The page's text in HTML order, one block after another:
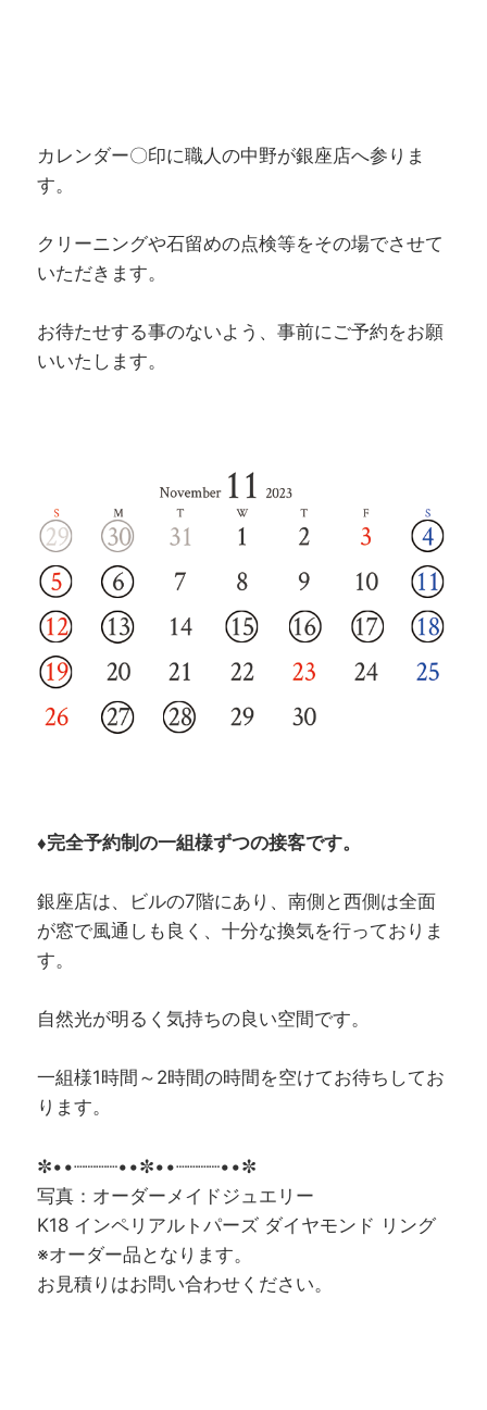
カレンダー〇印に職人の中野が銀座店へ参りま
す。
クリーニングや石留めの点検等をその場でさせて
いただきます。
お待たせする事のないよう、事前にご予約をお願
いいたします。
♦完全予約制の一組様ずつの接客です。
銀座店は、ビルの7階にあり、南側と西側は全面
が窓で風通しも良く、十分な換気を行っておりま
す。
自然光が明るく気持ちの良い空間です。
一組様1時間～2時間の時間を空けてお待ちしてお
ります。
✼••┈┈┈┈••✼••┈┈┈┈••✼
写真：オーダーメイドジュエリー
K18 インペリアルトパーズ ダイヤモンド リング
※オーダー品となります。
お見積りはお問い合わせください。